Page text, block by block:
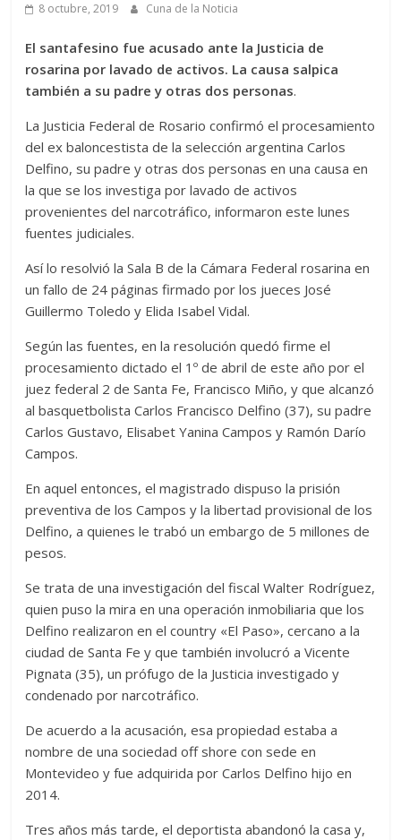
8 octubre, 2019 Cuna de la Noticia
El santafesino fue acusado ante la Justicia de
rosarina por lavado de activos. La causa salpica
también a su padre y otras dos personas.
La Justicia Federal de Rosario confirmó el procesamiento
del ex baloncestista de la selección argentina Carlos
Delfino, su padre y otras dos personas en una causa en
la que se los investiga por lavado de activos
provenientes del narcotráfico, informaron este lunes
fuentes judiciales.
Así lo resolvió la Sala B de la Cámara Federal rosarina en
un fallo de 24 páginas firmado por los jueces José
Guillermo Toledo y Elida Isabel Vidal.
Según las fuentes, en la resolución quedó firme el
procesamiento dictado el 1º de abril de este año por el
juez federal 2 de Santa Fe, Francisco Miño, y que alcanzó
al basquetbolista Carlos Francisco Delfino (37), su padre
Carlos Gustavo, Elisabet Yanina Campos y Ramón Darío
Campos.
En aquel entonces, el magistrado dispuso la prisión
preventiva de los Campos y la libertad provisional de los
Delfino, a quienes le trabó un embargo de 5 millones de
pesos.
Se trata de una investigación del fiscal Walter Rodríguez,
quien puso la mira en una operación inmobiliaria que los
Delfino realizaron en el country «El Paso», cercano a la
ciudad de Santa Fe y que también involucró a Vicente
Pignata (35), un prófugo de la Justicia investigado y
condenado por narcotráfico.
De acuerdo a la acusación, esa propiedad estaba a
nombre de una sociedad off shore con sede en
Montevideo y fue adquirida por Carlos Delfino hijo en
2014.
Tres años más tarde, el deportista abandonó la casa y,